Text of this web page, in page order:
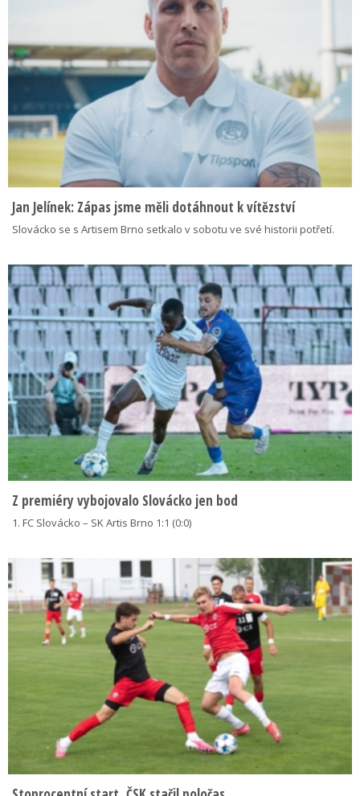
Jan Jelínek: Zápas jsme měli dotáhnout k vítězství
Slovácko se s Artisem Brno setkalo v sobotu ve své historii potřetí.
Z premiéry vybojovalo Slovácko jen bod
1. FC Slovácko – SK Artis Brno 1:1 (0:0)